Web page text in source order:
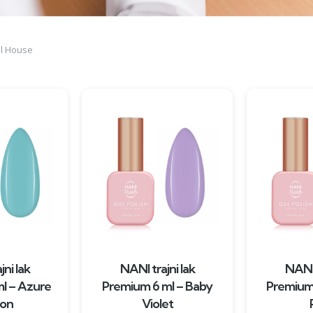
House
lak
– Azure
NANI trajni lak
Premium 6 ml – Baby
Violet